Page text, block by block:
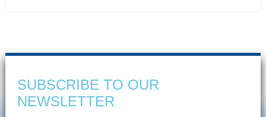
SUBSCRIBE TO OUR
NEWSLETTER